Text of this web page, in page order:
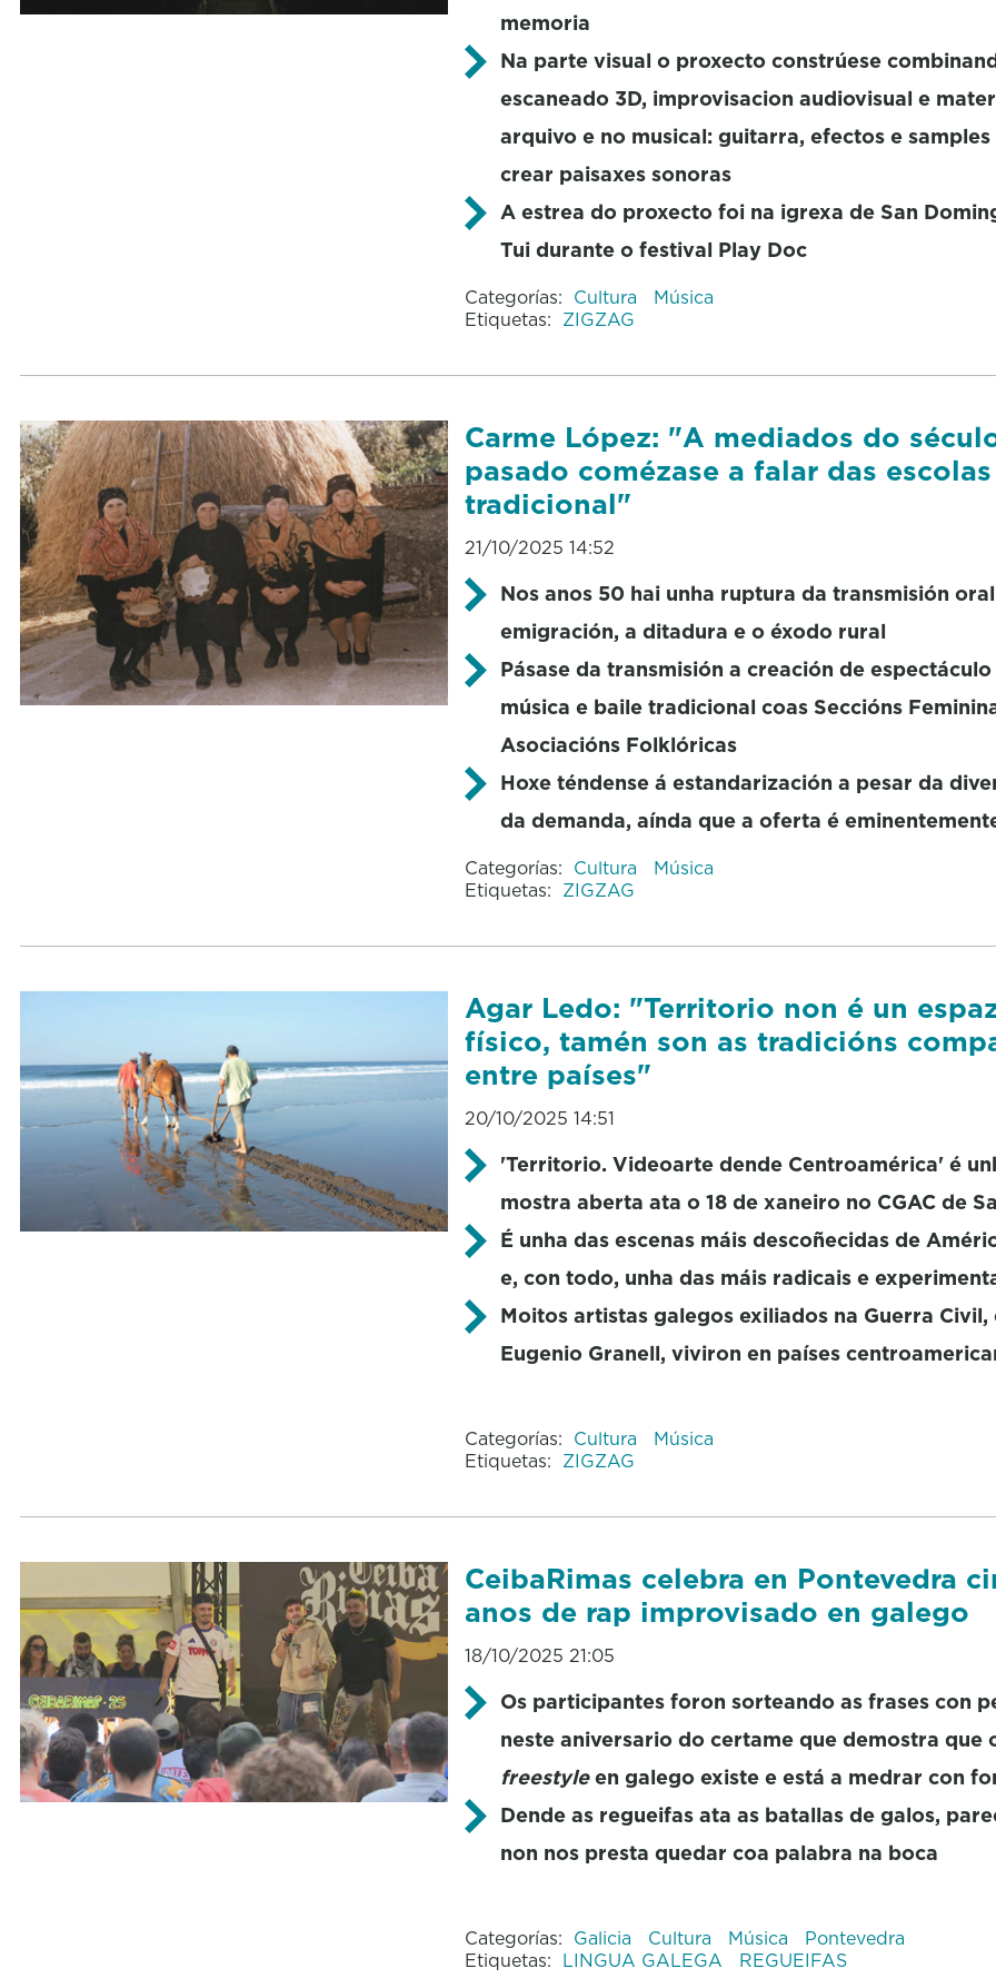
memoria
Na parte visual o proxecto constrúese
escaneado 3D, improvisacion audiovisual e
arquivo e no musical: guitarra, efectos e samples
crear paisaxes sonoras
A estrea do proxecto foi na igrexa de San
Tui durante o festival Play Doc
Categorías: Cultura
Música
Etiquetas: ZIGZAG
Carme López: "A mediados do
pasado comézase a falar das
tradicional"
21/10/2025 14:52
Nos anos 50 hai unha ruptura da transmisión
emigración, a ditadura e o éxodo rural
Pásase da transmisión a creación de
música e baile tradicional coas Seccións
Asociacións Folklóricas
Hoxe téndense á estandarización a pesar da
da demanda, aínda que a oferta é
Categorías: Cultura
Música
Etiquetas: ZIGZAG
Agar Ledo: "Territorio non é un
físico, tamén son as tradicións
entre países"
20/10/2025 14:51
'Territorio. Videoarte dende Centroamérica' é
mostra aberta ata o 18 de xaneiro no CGAC de
É unha das escenas máis descoñecidas de
e, con todo, unha das máis radicais e
Moitos artistas galegos exiliados na Guerra Civil,
Eugenio Granell, viviron en países
Categorías: Cultura
Música
Etiquetas: ZIGZAG
CeibaRimas celebra en Pontevedra
anos de rap improvisado en galego
18/10/2025 21:05
Os participantes foron sorteando as frases con
neste aniversario do certame que demostra que
freestyleen galego existe e está a medrar con
Dende as regueifas ata as batallas de galos,
non nos presta quedar coa palabra na boca
Categorías: Galicia Cultura Música
Pontevedra
Etiquetas: LINGUA GALEGA REGUEIFAS